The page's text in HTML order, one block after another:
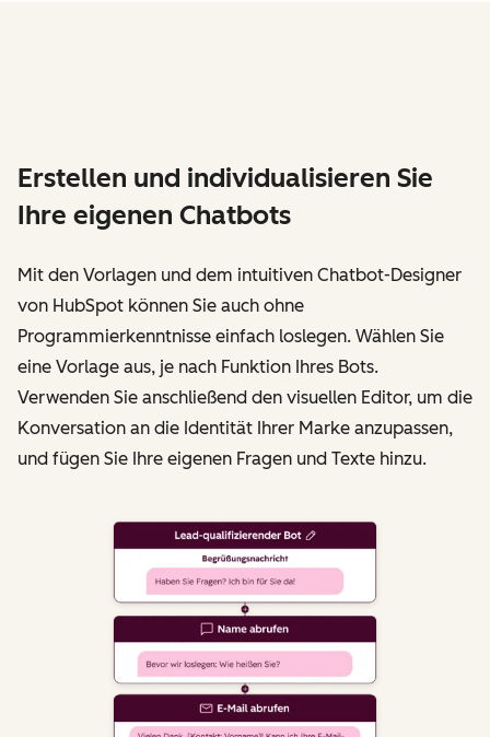
Erstellen und individualisieren Sie
Ihre eigenen Chatbots
Mit den Vorlagen und dem intuitiven Chatbot-Designer
von HubSpot können Sie auch ohne
Programmierkenntnisse einfach loslegen. Wählen Sie
eine Vorlage aus, je nach Funktion Ihres Bots.
Verwenden Sie anschließend den visuellen Editor, um die
Konversation an die Identität Ihrer Marke anzupassen,
und fügen Sie Ihre eigenen Fragen und Texte hinzu.